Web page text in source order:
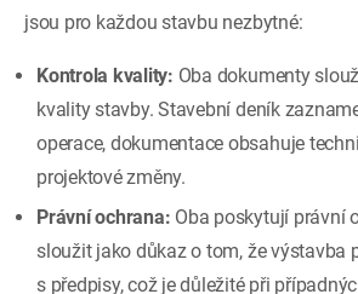
jsou pro každou stavbu nezbytné:
Kontrola kvality: Oba dokumenty
kvality stavby. Stavební deník
operace, dokumentace obsahuje
projektové změny.
Právní ochrana: Oba poskytují právní
sloužit jako důkaz o tom, že výstavba
s předpisy, což je důležité při